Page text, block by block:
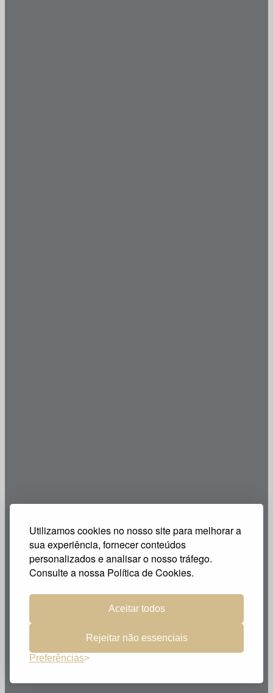
Utilizamos cookies no nosso site para melhorar a
sua experiência, fornecer conteúdos
personalizados e analisar o nosso tráfego.
Consulte a nossa Política de Cookies.
Aceitar todos
Rejeitar não essenciais
Preferências